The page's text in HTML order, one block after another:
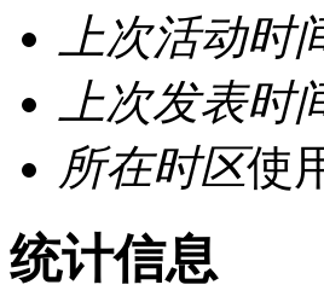
上次活动时
上次发表时
所在时区使
统计信息